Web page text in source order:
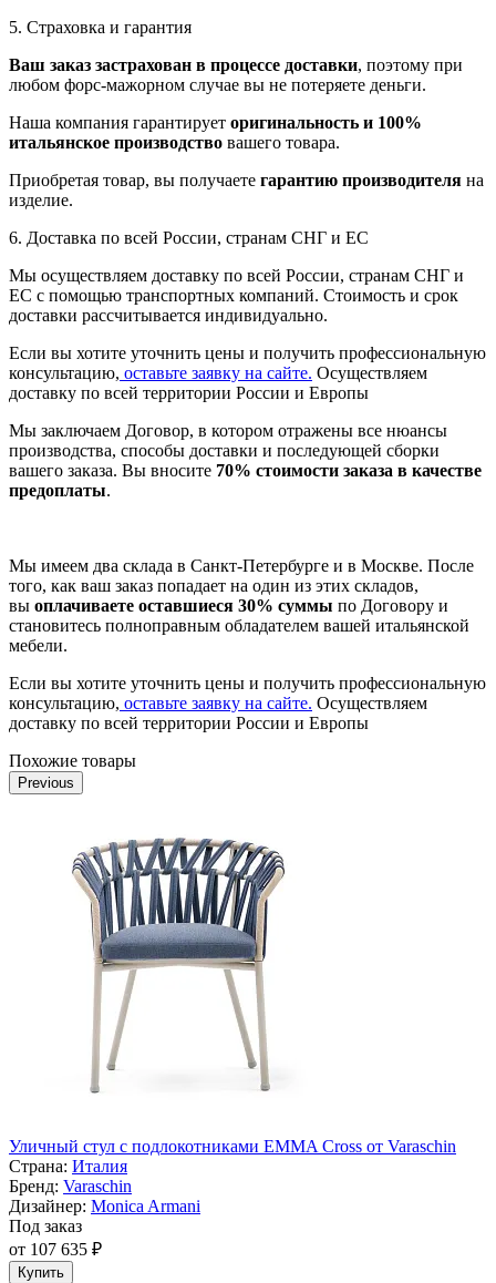
5. Страховка и гарантия
Ваш заказ застрахован в процессе доставки, поэтому при
любом форс-мажорном случае вы не потеряете деньги.
Наша компания гарантирует оригинальность и 100%
итальянское производство вашего товара.
Приобретая товар, вы получаете гарантию производителя на
изделие.
6. Доставка по всей России, странам СНГ и ЕС
Мы осуществляем доставку по всей России, странам СНГ и
ЕС с помощью транспортных компаний. Стоимость и срок
доставки рассчитывается индивидуально.
Если вы хотите уточнить цены и получить профессиональную
консультацию, оставьте заявку на сайте. Осуществляем
доставку по всей территории России и Европы
Мы заключаем Договор, в котором отражены все нюансы
производства, способы доставки и последующей сборки
вашего заказа. Вы вносите 70% стоимости заказа в качестве
предоплаты.
Мы имеем два склада в Санкт-Петербурге и в Москве. После
того, как ваш заказ попадает на один из этих складов,
вы оплачиваете оставшиеся 30% суммы по Договору и
становитесь полноправным обладателем вашей итальянской
мебели.
Если вы хотите уточнить цены и получить профессиональную
консультацию, оставьте заявку на сайте. Осуществляем
доставку по всей территории России и Европы
Похожие товары
Previous
Уличный стул с подлокотниками EMMA Cross от Varaschin
Страна: Италия
Бренд: Varaschin
Дизайнер: Monica Armani
Под заказ
от 107 635 ₽
Купить